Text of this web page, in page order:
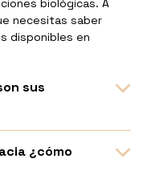
biológicas. A
necesitas saber
disponibles en
sus
¿cómo